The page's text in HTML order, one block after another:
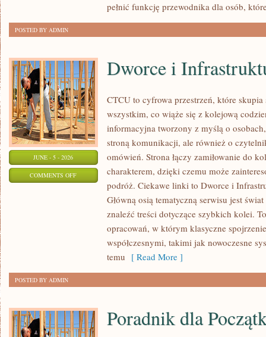
pełnić funkcję przewodnika dla osób,
POSTED BY ADMIN
JUNE - 5 - 2026
COMMENTS OFFON
INFRASTRUKTURA
Dworce i
CTCU to cyfrowa przestrzeń, które skupia
wszystkim, co wiąże się z kolejową
informacyjna tworzony z myślą o
stroną komunikacji, ale również o
omówień. Strona łączy zamiłowanie do
charakterem, dzięki czemu może
podróż. Ciekawe linki to Dworce i
Główną osią tematyczną serwisu jest
znaleźć treści dotyczące szybkich kolei.
opracowań, w którym klasyczne
współczesnymi, takimi jak nowoczesne
temu [ Read More ]
POSTED BY ADMIN
Poradnik dla